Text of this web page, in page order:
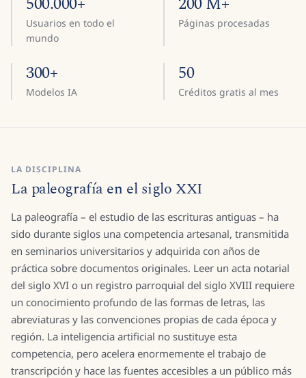
Usuarios en todo el
mundo
Páginas procesadas
300+
Modelos IA
50
Créditos gratis al mes
LA DISCIPLINA
La paleografía en el siglo XXI
La paleografía – el estudio de las escrituras antiguas – ha
sido durante siglos una competencia artesanal, transmitida
en seminarios universitarios y adquirida con años de
práctica sobre documentos originales. Leer un acta notarial
del siglo XVI o un registro parroquial del siglo XVIII requiere
un conocimiento profundo de las formas de letras, las
abreviaturas y las convenciones propias de cada época y
región. La inteligencia artificial no sustituye esta
competencia, pero acelera enormemente el trabajo de
transcripción y hace las fuentes accesibles a un público más